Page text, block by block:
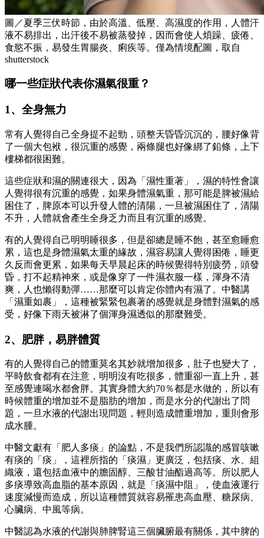
圖／夏季三伏時節，由於高溫、低壓、高濕度的作用，人體汗
液不易排出，出汗後不易被蒸發掉，因而會使人煩躁、疲倦、
食慾不振，易發生胃腸炎、痢疾等。僅為情境配圖，取自
shutterstock
哪一些症狀代表你濕氣很重？
1、全身無力
常有人覺得自己全身提不起勁，頭整天昏昏沉沉的，腰好像背
了一個大包袱，很沉重的感覺，兩條腿也好像綁了鉛條，上下
樓梯都很困難。
這些症狀和濕的關連很大，因為「濕性重著」，濕的特性會讓
人覺得很有沉重的感覺，如果身體濕氣重，那可能是脾被濕給
困住了，脾原本可以升發人體的清陽，一旦被濕困住了，清陽
不升，人體就會產生全身乏力而且有沉重的感覺。
有的人覺得自己明明睡很多，但是卻總是睡不飽，甚至愈睡愈
累，這也是身體濕氣太重的緣故，濕容易讓人覺得困倦，睡更
久反而會更累，如果每天早晨起床的時候覺得特別疲勞，頭發
昏，打不起精神來，或是像穿了一件濕衣服一樣，渾身不清
爽，人也懶得動彈……那麼可以肯定你體內有濕了。中醫講
「濕重如裹」，這種被緊緊包裹著的感覺就是身體對濕氣的感
受，好像下雨天被淋了個渾身濕透似的那麼難受。
2、肥胖，易胖體質
有的人覺得自己的體重莫名其妙就增加很多，肚子也變大了，
平時飲食都有在注意，明明沒有吃很多，體重卻一直上升，甚
至感覺連喝水都會胖。其實身體大約70％都是水做的，所以有
時候體重的增加並不是脂肪的增加，而是水分的代謝出了問
題，一旦水液的代謝出現問題，輕則造成體重增加，重則會形
成水腫。
中醫文獻有「肥人多痰」的論點，不是我們所認識的感冒咳嗽
有痰的「痰」，這裡所指的「痰濕」更廣泛，包括痰、水、組
織液，還包括血液中的膽固醇、三酸甘油酯過高等。所以肥人
多痰導致高血脂的基本原因，就是「痰濕中阻」，使血液運行
速度減慢而造成，所以這種體質就容易罹患高血壓、糖尿病、
心臟病、中風等病。
中醫認為水液的代謝與肺脾腎這三個臟腑最有關係，其中脾的